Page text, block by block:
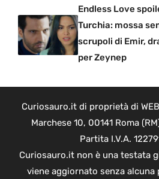
Endless Love
Turchia: mossa
scrupoli di Emir,
per Zeynep
Curiosauro.it di proprietà di
Marchese 10, 00141 Roma
Partita I.V.A.
Curiosauro.it non è una testata
viene aggiornato senza alcuna